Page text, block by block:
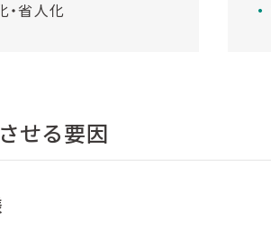
・省人化
せる要因